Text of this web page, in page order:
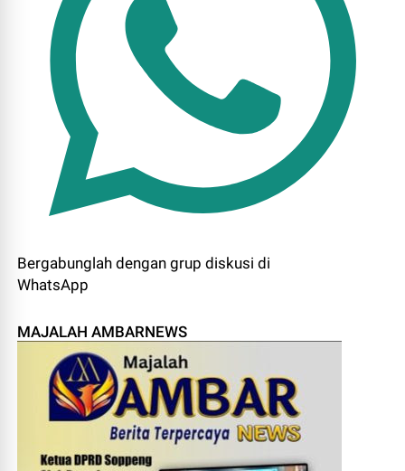
Bergabunglah dengan grup diskusi di
WhatsApp
MAJALAH AMBARNEWS